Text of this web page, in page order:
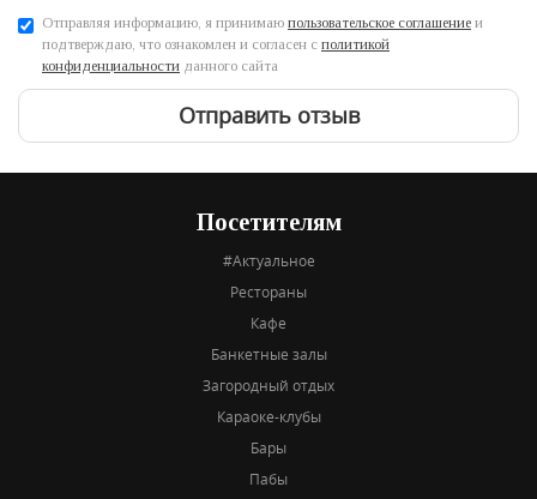
Отправляя информацию, я принимаю пользовательское соглашение и
подтверждаю, что ознакомлен и согласен с политикой
конфиденциальности данного сайта
Отправить отзыв
Посетителям
#Актуальное
Рестораны
Кафе
Банкетные залы
Загородный отдых
Караоке-клубы
Бары
Пабы